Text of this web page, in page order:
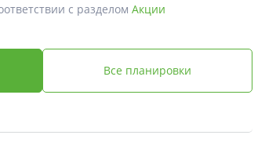
с разделом Акции
Все планировки